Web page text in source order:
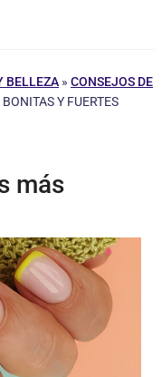
BELLEZA » CONSEJOS DE
Y FUERTES
más